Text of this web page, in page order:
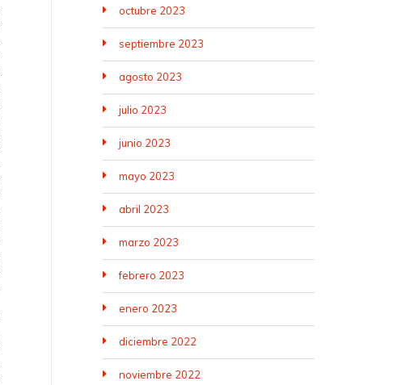
octubre 2023
septiembre 2023
agosto 2023
julio 2023
junio 2023
mayo 2023
abril 2023
marzo 2023
febrero 2023
enero 2023
diciembre 2022
noviembre 2022